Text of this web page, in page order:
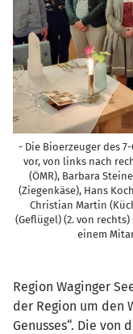
- Die Bioerzeuger des
vor, von links nach
(ÖMR), Barbara
(Ziegenkäse), Hans
Christian Martin
(Geflügel) (2. von
einem
Region Waginger
der Region um den
Genusses“. Die von